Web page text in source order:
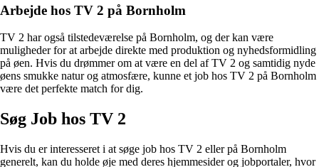
Arbejde hos TV 2 på Bornholm
TV 2 har også tilstedeværelse på Bornholm, og der kan være
muligheder for at arbejde direkte med produktion og nyhedsformidling
på øen. Hvis du drømmer om at være en del af TV 2 og samtidig nyde
øens smukke natur og atmosfære, kunne et job hos TV 2 på Bornholm
være det perfekte match for dig.
Søg Job hos TV 2
Hvis du er interesseret i at søge job hos TV 2 eller på Bornholm
generelt, kan du holde øje med deres hjemmesider og jobportaler, hvor